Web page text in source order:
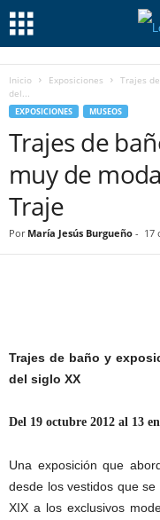
Inicio Exposiciones
Trajes
del...
EXPOSICIONES MUSEOS
Trajes de
muy de
Traje
Por María Jesús Burgueño - 17
Trajes de baño y
del siglo XX
Del 19 octubre 2012 al 13
Una exposición que
desde los vestidos que
XIX a los exclusivos